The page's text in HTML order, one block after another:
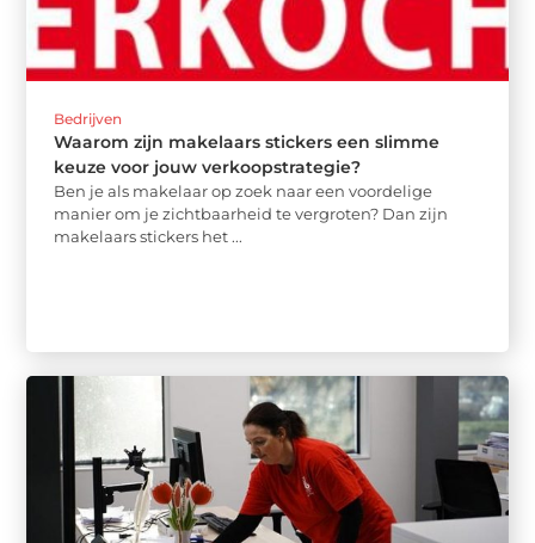
Bedrijven
Waarom zijn makelaars stickers een slimme
keuze voor jouw verkoopstrategie?
Ben je als makelaar op zoek naar een voordelige
manier om je zichtbaarheid te vergroten? Dan zijn
makelaars stickers het ...